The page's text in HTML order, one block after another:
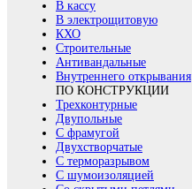
В кассу
В электрощитовую
КХО
Строительные
Антивандальные
Внутреннего открывания
ПО КОНСТРУКЦИИ
Трехконтурные
Двупольные
С фрамугой
Двухстворчатые
С терморазрывом
С шумоизоляцией